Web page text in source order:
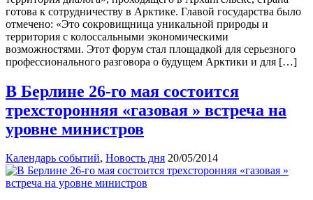
готова к сотрудничеству в Арктике. Главой государства было
отмечено: «Это сокровищница уникальной природы и
территория с колоссальными экономическими
возможностями. Этот форум стал площадкой для серьезного
профессионального разговора о будущем Арктики и для […]
В Берлине 26-го мая состоится
трехсторонняя «газовая » встреча на
уровне министров
Календарь событий, Новость дня 20/05/2014